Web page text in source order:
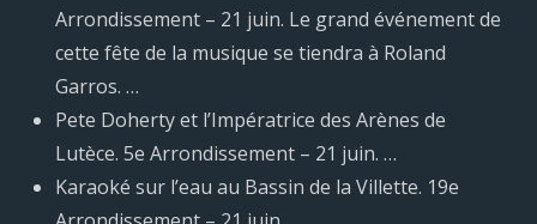
Arrondissement – 21 juin. Le grand événement de
cette fête de la musique se tiendra à Roland
Garros. …
Pete Doherty et l’Impératrice des Arènes de
Lutèce. 5e Arrondissement – 21 juin. …
Karaoké sur l’eau au Bassin de la Villette. 19e